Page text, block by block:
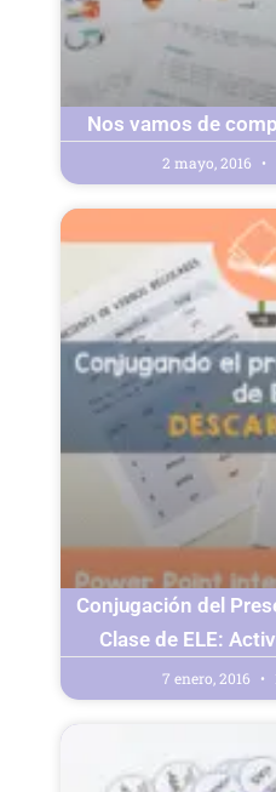
Nos vamos de
2 mayo, 2016
Conjugación del
Clase de ELE:
7 enero, 2016